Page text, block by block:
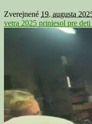
Zverejnené 19. augusta
vetra 2025 priniesol pre